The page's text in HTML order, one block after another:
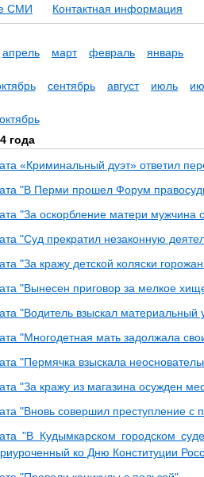
СМИ Контактная информация
апрель март февраль
январь
сентябрь август июль
октябрь
года
«Криминальный дуэт» ответил
"В Перми прошел Форум
"За оскорбление матери мужчина
"Суд прекратил незаконную
"За кражу детской коляски
"Вынесен приговор за мелкое
"Водитель взыскал
"Многодетная мать задолжала
"Пермячка взыскала
"За кражу из магазина осужден
"Вновь совершил преступление с
"В Кудымкарском городском
ко Дню Конституции